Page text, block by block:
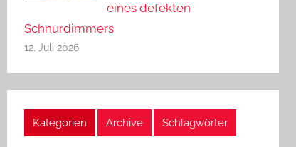
eines defekten
Schnurdimmers
12. Juli 2026
Kategorien Archive Schlagwörter